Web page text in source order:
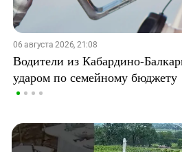
06 августа 2026, 21:08
Водители из Кабардино-
ударом по семейному бюджету